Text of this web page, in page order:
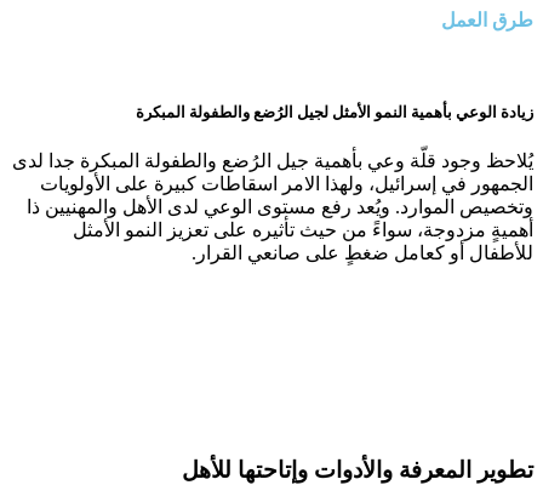
طرق العمل
زيادة الوعي بأهمية النمو الأمثل لجيل الرُضع والطفولة المبكرة
يُلاحظ وجود قلّة وعي بأهمية جيل الرُضع والطفولة المبكرة جدا لدى
الجمهور في إسرائيل، ولهذا الامر اسقاطات كبيرة على الأولويات
وتخصيص الموارد. ويُعد رفع مستوى الوعي لدى الأهل والمهنيين ذا
أهميةٍ مزدوجة، سواءً من حيث تأثيره على تعزيز النمو الأمثل
للأطفال أو كعامل ضغطٍ على صانعي القرار.
تطوير المعرفة والأدوات وإتاحتها للأهل